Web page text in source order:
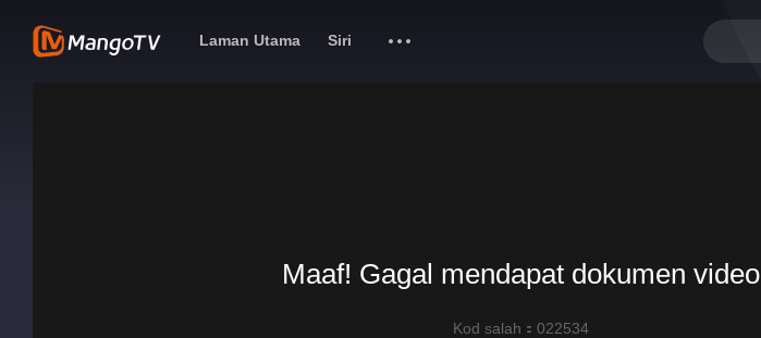
Laman Utama Siri
Maaf! Gagal mendapat dokumen video
Kod salah：022534